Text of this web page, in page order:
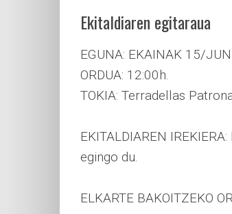
Ekitaldiaren egitaraua
EGUNA: EKAINAK 15/
ORDUA: 12:00h.
TOKIA: Terradellas
EKITALDIAREN
egingo du.
ELKARTE BAKOITZEKO